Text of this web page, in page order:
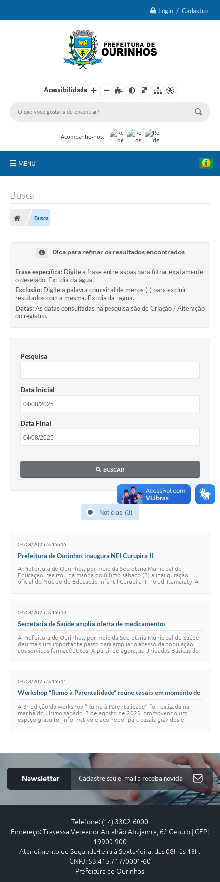
Login / Cadastro
Acessibilidade
Acompanhe-nos:
MENU
Prefeitura
Portal da Transparência
Vagas de Emprego
Secretarias
Ouvidoria
Busca
Busca
Dica para refinar os resultados encontrados
Frase específica: Digite a frase entre aspas para filtrar exatamente
o desejado. Ex: "dia da água".
Exclusão: Digite a palavra com sinal de menos (-) para excluir
resultados com a mesma. Ex: dia da -agua.
Datas:As datas consultadas na pesquisa são de Criação / Alteração
do registro.
Pesquisa
Data Inicial
Data Final
BUSCAR
Notícias (3)
04/08/2025 às 16h46
Prefeitura de Ourinhos inaugura NEI Curupira II
A Prefeitura de Ourinhos, por meio da Secretaria Municipal de
Educação, realizou na manhã do último sábado (2) a inauguração
oficial do Núcleo de Educação Infantil Curupira II, no Jd. Itamaraty. A
04/08/2025 às 16h43
Secretaria de Saúde amplia oferta de medicamentos
A Prefeitura de Ourinhos, por meio da Secretaria Municipal de Saúde,
deu mais um importante passo para ampliar o acesso da população
aos serviços farmacêuticos. A partir de agora, as Unidades Básicas de
04/08/2025 às 16h41
Workshop “Rumo à Parentalidade” reúne casais em momento de
A 3ª edição do workshop “Rumo à Parentalidade” foi realizada na
manhã do último sábado, 2 de agosto de 2025, promovendo um
espaço gratuito, informativo e acolhedor para casais grávidos e
Newsletter
Telefone: (14) 3302-6000
Endereço: Travessa Vereador Abrahão Abujamra, 62 Centro | CEP:
19900-900
Atendimento de Segunda-feira à Sexta-feira, das 08h às 18h.
CNPJ: 53.415.717/0001-60
Prefeitura de Ourinhos